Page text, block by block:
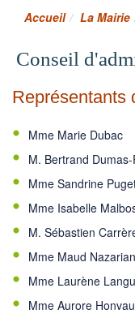
Accueil La Mairie
Conseil
Représentants
Mme Marie Dubac
M. Bertrand Dumas-
Mme Sandrine
Mme Isabelle
M. Sébastien
Mme Maud
Mme Laurène
Mme Aurore